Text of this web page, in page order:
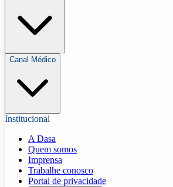
Canal Médico
Institucional
A Dasa
Quem somos
Imprensa
Trabalhe conosco
Portal de privacidade